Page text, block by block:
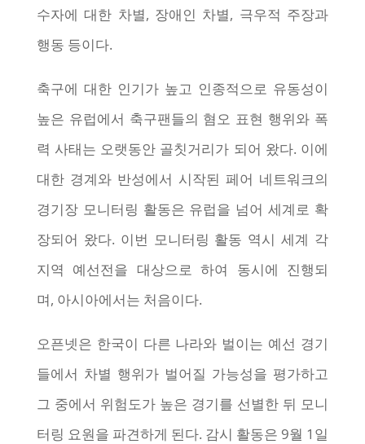
수자에 대한 차별, 장애인 차별, 극우적 주장과
행동 등이다.
축구에 대한 인기가 높고 인종적으로 유동성이
높은 유럽에서 축구팬들의 혐오 표현 행위와 폭
력 사태는 오랫동안 골칫거리가 되어 왔다. 이에
대한 경계와 반성에서 시작된 페어 네트워크의
경기장 모니터링 활동은 유럽을 넘어 세계로 확
장되어 왔다. 이번 모니터링 활동 역시 세계 각
지역 예선전을 대상으로 하여 동시에 진행되
며, 아시아에서는 처음이다.
오픈넷은 한국이 다른 나라와 벌이는 예선 경기
들에서 차별 행위가 벌어질 가능성을 평가하고
그 중에서 위험도가 높은 경기를 선별한 뒤 모니
터링 요원을 파견하게 된다. 감시 활동은 9월 1일